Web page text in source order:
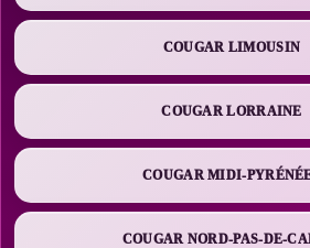
COUGAR LIMOUSIN
COUGAR LORRAINE
COUGAR MIDI-
COUGAR NORD-PAS-DE-